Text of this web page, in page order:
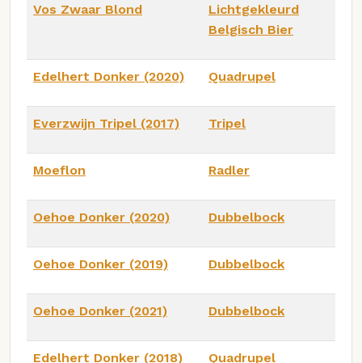
Vos Zwaar Blond
Lichtgekleurd
Belgisch Bier
Edelhert Donker (2020) Quadrupel
Everzwijn Tripel (2017) Tripel
Moeflon Radler
Oehoe Donker (2020) Dubbelbock
Oehoe Donker (2019) Dubbelbock
Oehoe Donker (2021) Dubbelbock
Edelhert Donker (2018) Quadrupel